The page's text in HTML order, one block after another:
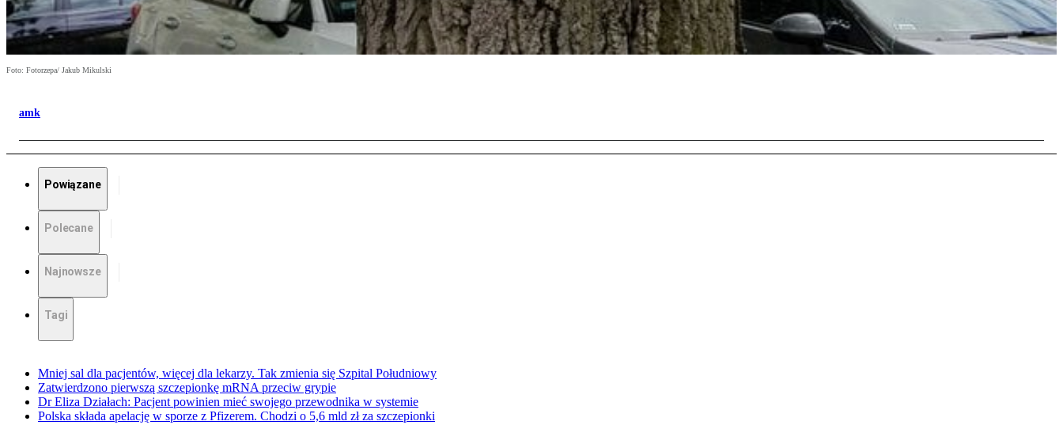
Foto: Fotorzepa/ Jakub Mikulski
amk
Powiązane
Polecane
Najnowsze
Tagi
Mniej sal dla pacjentów, więcej dla lekarzy. Tak zmienia się Szpital Południowy
Zatwierdzono pierwszą szczepionkę mRNA przeciw grypie
Dr Eliza Działach: Pacjent powinien mieć swojego przewodnika w systemie
Polska składa apelację w sporze z Pfizerem. Chodzi o 5,6 mld zł za szczepionki